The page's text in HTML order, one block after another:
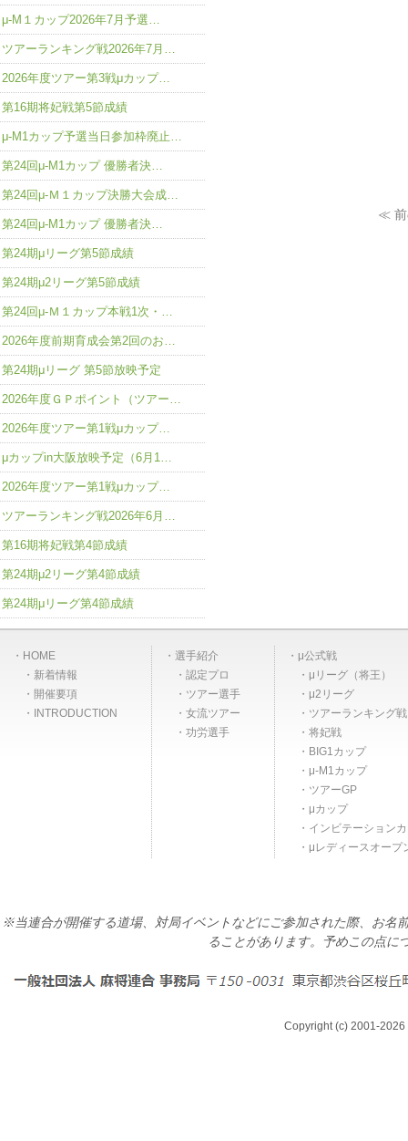
≪ 前
μ-M１カップ2026年7月予選…
ツアーランキング戦2026年7月…
2026年度ツアー第3戦μカップ…
第16期将妃戦第5節成績
μ-M1カップ予選当日参加枠廃止…
第24回μ-M1カップ 優勝者決…
第24回μ-Ｍ１カップ決勝大会成…
第24回μ-M1カップ 優勝者決…
第24期μリーグ第5節成績
第24期μ2リーグ第5節成績
第24回μ-Ｍ１カップ本戦1次・…
2026年度前期育成会第2回のお…
第24期μリーグ 第5節放映予定
2026年度ＧＰポイント（ツアー…
2026年度ツアー第1戦μカップ…
μカップin大阪放映予定（6月1…
2026年度ツアー第1戦μカップ…
ツアーランキング戦2026年6月…
第16期将妃戦第4節成績
第24期μ2リーグ第4節成績
第24期μリーグ第4節成績
HOME
新着情報
開催要項
INTRODUCTION
選手紹介
認定プロ
ツアー選手
女流ツアー
功労選手
μ公式戦
μリーグ（将王）
μ2リーグ
ツアーランキング
将妃戦
BIG1カップ
μ-M1カップ
ツアーGP
μカップ
インビテーション
μレディースオープ
※当連合が開催する道場、対局イベントなどにご参加された際、お名
ることがあります。予めこの点に
Copyright (c) 2001-